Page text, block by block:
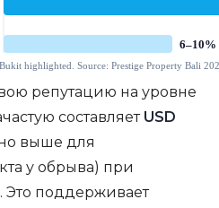
репутацию на уровне
составляет USD
выше для
у обрыва) при
. Это поддерживает